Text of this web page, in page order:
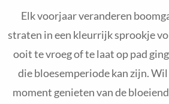
Elk voorjaar veranderen
straten in een kleurrijk sprookje
ooit te vroeg of te laat op pad
die bloesemperiode kan zijn.
moment genieten van de